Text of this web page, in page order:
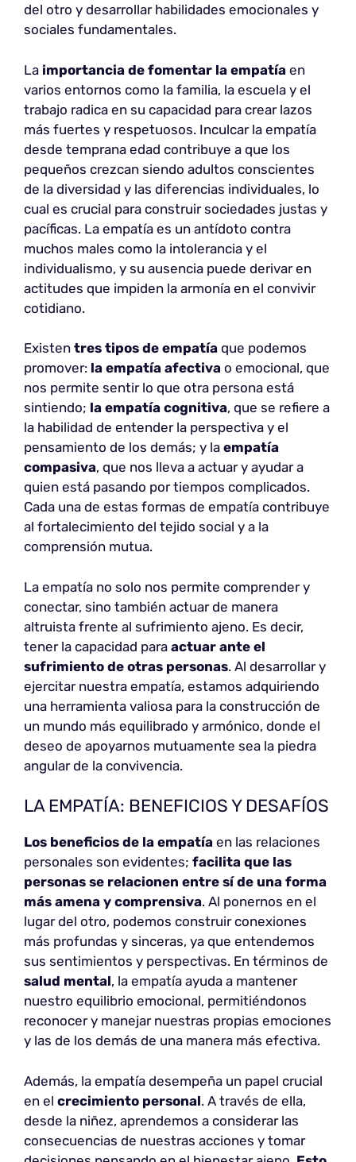
del otro y desarrollar habilidades emocionales y
sociales fundamentales.
La importancia de fomentar la empatía en
varios entornos como la familia, la escuela y el
trabajo radica en su capacidad para crear lazos
más fuertes y respetuosos. Inculcar la empatía
desde temprana edad contribuye a que los
pequeños crezcan siendo adultos conscientes
de la diversidad y las diferencias individuales, lo
cual es crucial para construir sociedades justas y
pacíficas. La empatía es un antídoto contra
muchos males como la intolerancia y el
individualismo, y su ausencia puede derivar en
actitudes que impiden la armonía en el convivir
cotidiano.
Existen tres tipos de empatía que podemos
promover: la empatía afectiva o emocional, que
nos permite sentir lo que otra persona está
sintiendo; la empatía cognitiva, que se refiere a
la habilidad de entender la perspectiva y el
pensamiento de los demás; y la empatía
compasiva, que nos lleva a actuar y ayudar a
quien está pasando por tiempos complicados.
Cada una de estas formas de empatía contribuye
al fortalecimiento del tejido social y a la
comprensión mutua.
La empatía no solo nos permite comprender y
conectar, sino también actuar de manera
altruista frente al sufrimiento ajeno. Es decir,
tener la capacidad para actuar ante el
sufrimiento de otras personas. Al desarrollar y
ejercitar nuestra empatía, estamos adquiriendo
una herramienta valiosa para la construcción de
un mundo más equilibrado y armónico, donde el
deseo de apoyarnos mutuamente sea la piedra
angular de la convivencia.
LA EMPATÍA: BENEFICIOS Y DESAFÍOS
Los beneficios de la empatía en las relaciones
personales son evidentes; facilita que las
personas se relacionen entre sí de una forma
más amena y comprensiva. Al ponernos en el
lugar del otro, podemos construir conexiones
más profundas y sinceras, ya que entendemos
sus sentimientos y perspectivas. En términos de
salud mental, la empatía ayuda a mantener
nuestro equilibrio emocional, permitiéndonos
reconocer y manejar nuestras propias emociones
y las de los demás de una manera más efectiva.
Además, la empatía desempeña un papel crucial
en el crecimiento personal. A través de ella,
desde la niñez, aprendemos a considerar las
consecuencias de nuestras acciones y tomar